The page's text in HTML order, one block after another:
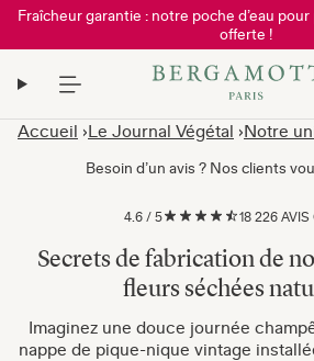
Fraîcheur garantie : notre poche d’eau
offerte !
Accueil Le Journal Végétal Notre
Besoin d’un avis ? Nos clients
4.6 / 5 18 226 AVIS
Secrets de fabrication de
fleurs séchées
Imaginez une douce journée
nappe de pique-nique vintage